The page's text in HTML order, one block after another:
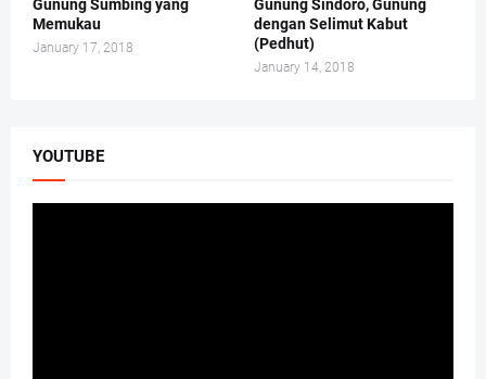
Gunung Sumbing yang
Memukau
January 17, 2018
Gunung Sindoro, Gunung
dengan Selimut Kabut
(Pedhut)
January 14, 2018
YOUTUBE